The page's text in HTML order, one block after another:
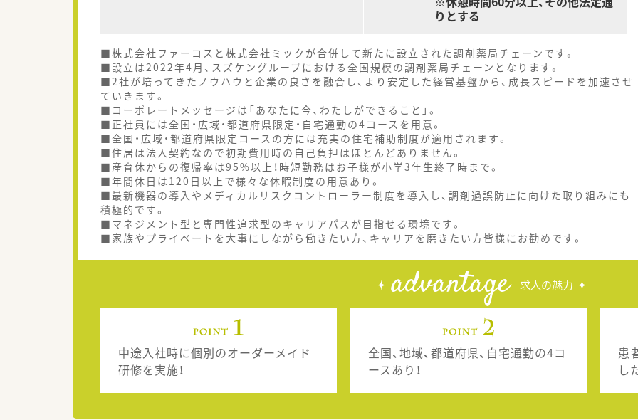
りとする
■株式会社ファーコスと株式会社ミックが合併して新たに設立された調剤薬局チェーンです。
■設立は2022年4月、スズケングループにおける全国規模の調剤薬局チェーンとなります。
■2社が培ってきたノウハウと企業の良さを融合し、より安定した経営基盤から、成長スピードを加速させ
ていきます。
■コーポレートメッセージは「あなたに今、わたしができること」。
■正社員には全国・広域・都道府県限定・自宅通勤の4コースを用意。
■全国・広域・都道府県限定コースの方には充実の住宅補助制度が適用されます。
■住居は法人契約なので初期費用時の自己負担はほとんどありません。
■産育休からの復帰率は95%以上！時短勤務はお子様が小学3年生終了時まで。
■年間休日は120日以上で様々な休暇制度の用意あり。
■最新機器の導入やメディカルリスクコントローラー制度を導入し、調剤過誤防止に向けた取り組みにも
積極的です。
■マネジメント型と専門性追求型のキャリアパスが目指せる環境です。
■家族やプライベートを大事にしながら働きたい方、キャリアを磨きたい方皆様にお勧めです。
advantage 求人の魅力
中途入社時に個別のオーダーメイド
研修を実施！
全国、地域、都道府県、自宅通勤の4コ
ースあり！
患
し